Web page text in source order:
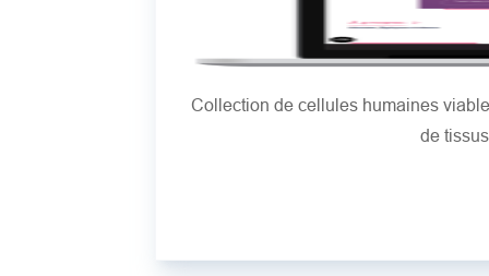
Collection de cellules humaines
de